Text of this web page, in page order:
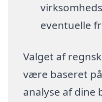
eventuelle
Valget af
være baseret
analyse af dine